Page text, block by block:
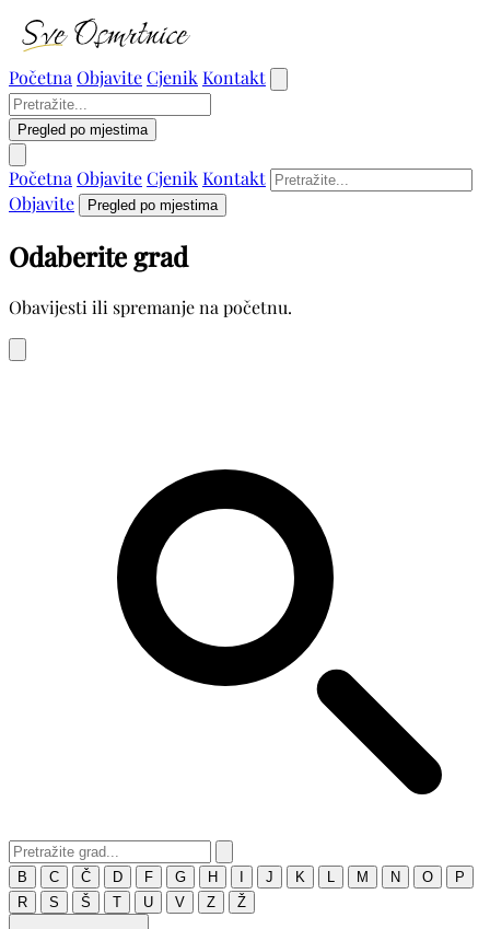
Početna ObjaviteCjenik Kontakt
Pregled po mjestima
Početna ObjaviteCjenik Kontakt
Objavite
Pregled po mjestima
Odaberite grad
Obavijesti ili spremanje na početnu.
B C Č D F G H J K M N O
P
R
S Š T U V Z Ž